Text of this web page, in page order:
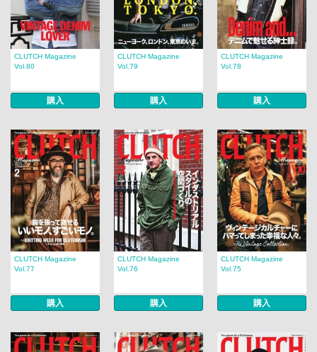
CLUTCH Magazine
Vol.80
購入
CLUTCH Magazine
Vol.79
購入
CLUTCH Magazine
Vol.78
購入
CLUTCH Magazine
Vol.77
購入
CLUTCH Magazine
Vol.76
購入
CLUTCH Magazine
Vol.75
購入